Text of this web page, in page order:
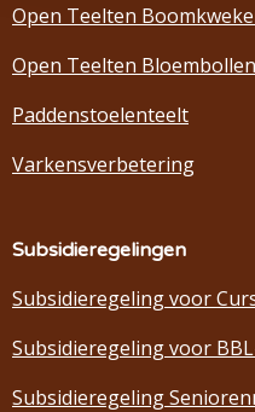
Open Teelten
Open Teelten Bloembollen
Paddenstoelenteelt
Varkensverbetering
Subsidieregelingen
Subsidieregeling voor
Subsidieregeling voor
Subsidieregeling